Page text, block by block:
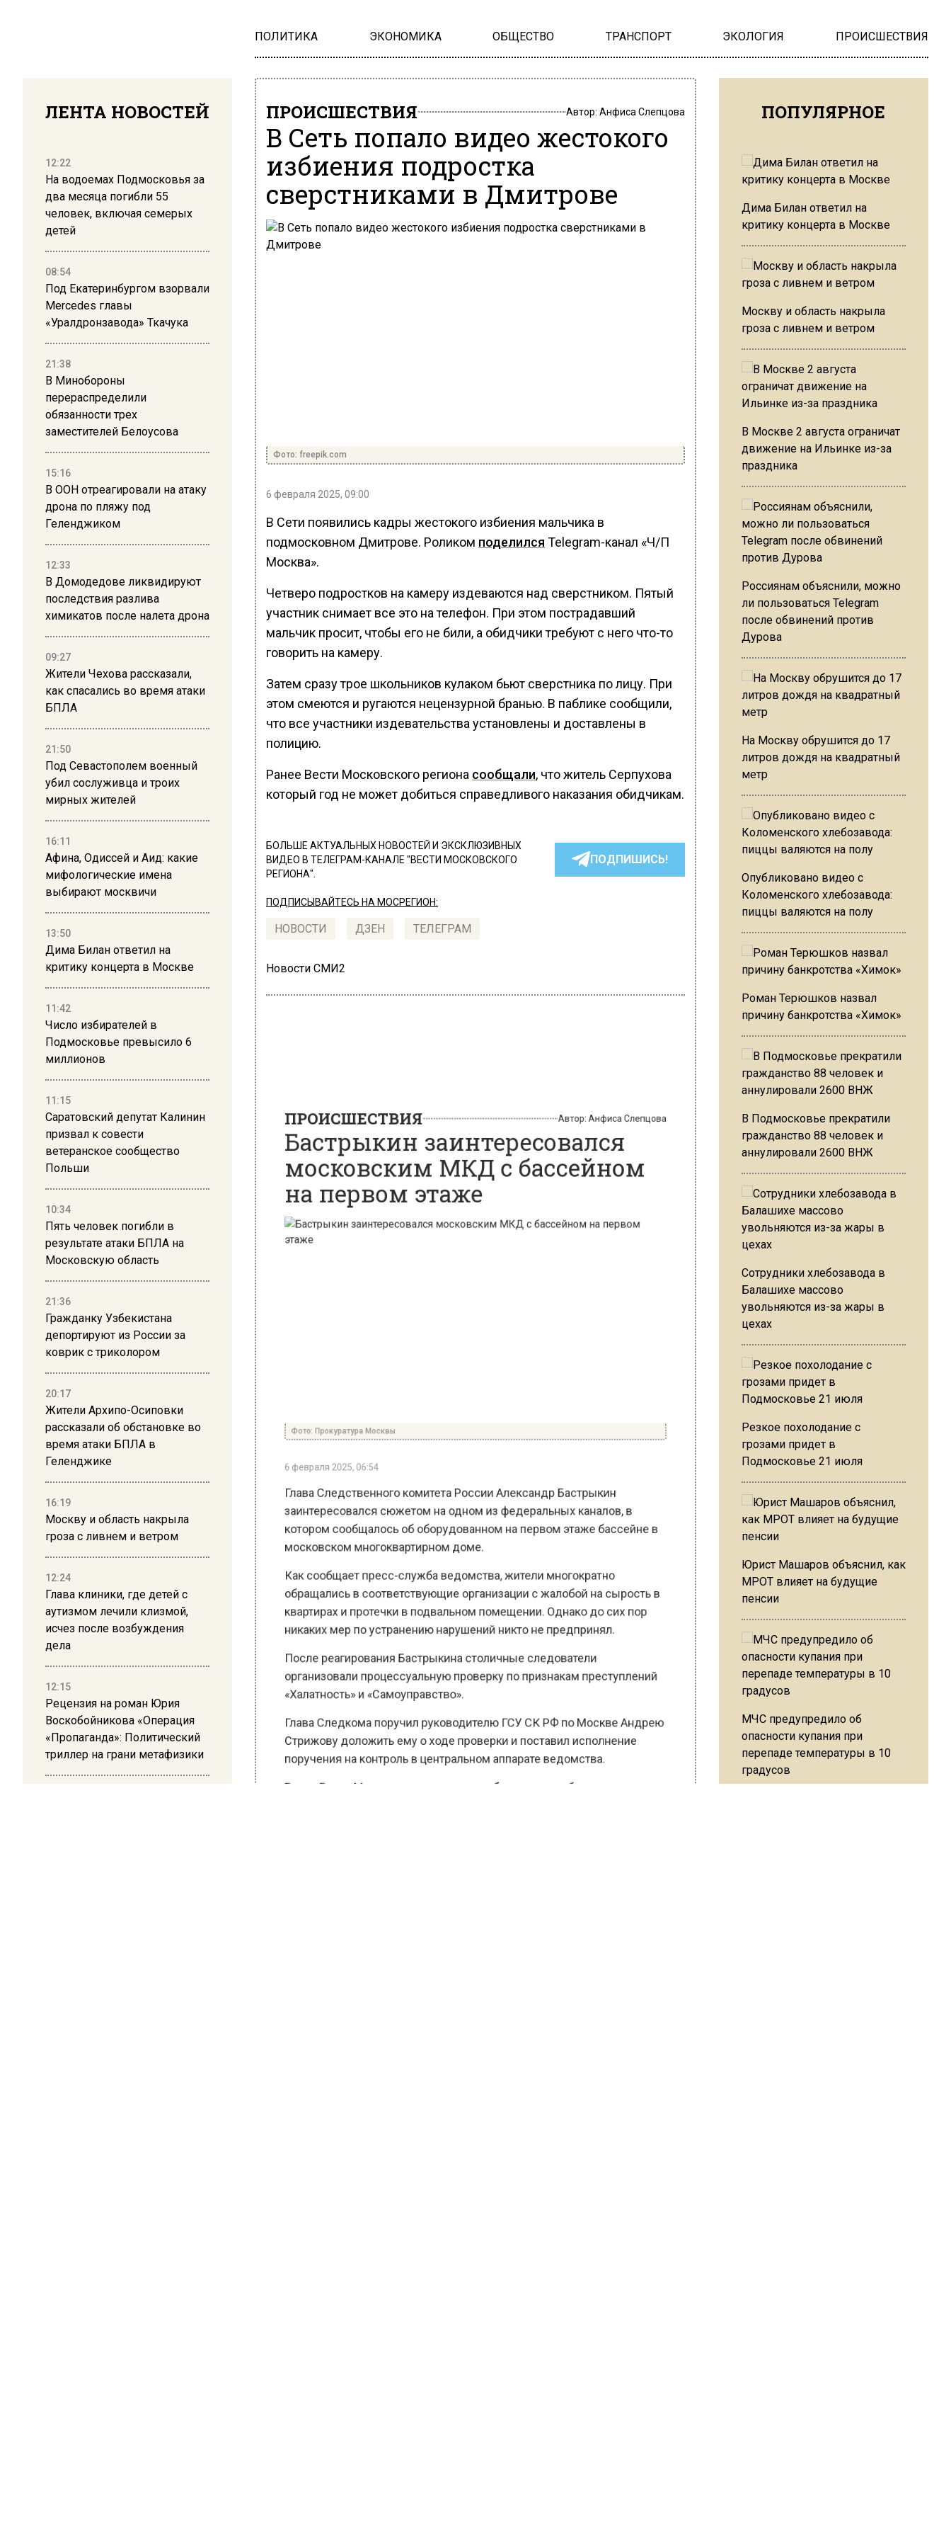
ПОЛИТИКА ЭКОНОМИКА ОБЩЕСТВО ТРАНСПОРТ ЭКОЛОГИЯ ПРОИСШЕСТВИЯ
ЛЕНТА НОВОСТЕЙ
12:22
На водоемах Подмосковья за
два месяца погибли 55
человек, включая семерых
детей
08:54
Под Екатеринбургом взорвали
Mercedes главы
«Уралдронзавода» Ткачука
21:38
В Минобороны
перераспределили
обязанности трех
заместителей Белоусова
15:16
В ООН отреагировали на атаку
дрона по пляжу под
Геленджиком
12:33
В Домодедове ликвидируют
последствия разлива
химикатов после налета дрона
09:27
Жители Чехова рассказали,
как спасались во время атаки
БПЛА
21:50
Под Севастополем военный
убил сослуживца и троих
мирных жителей
16:11
Афина, Одиссей и Аид: какие
мифологические имена
выбирают москвичи
13:50
Дима Билан ответил на
критику концерта в Москве
11:42
Число избирателей в
Подмосковье превысило 6
миллионов
11:15
Саратовский депутат Калинин
призвал к совести
ветеранское сообщество
Польши
10:34
Пять человек погибли в
результате атаки БПЛА на
Московскую область
21:36
Гражданку Узбекистана
депортируют из России за
коврик с триколором
20:17
Жители Архипо-Осиповки
рассказали об обстановке во
время атаки БПЛА в
Геленджике
16:19
Москву и область накрыла
гроза с ливнем и ветром
12:24
Глава клиники, где детей с
аутизмом лечили клизмой,
исчез после возбуждения
дела
12:15
Рецензия на роман Юрия
Воскобойникова «Операция
«Пропаганда»: Политический
триллер на грани метафизики
ПРОИСШЕСТВИЯ Автор: Анфиса Слепцова
В Сеть попало видео жестокого
избиения подростка
сверстниками в Дмитрове
Фото: freepik.com
6 февраля 2025, 09:00
В Сети появились кадры жестокого избиения мальчика в
подмосковном Дмитрове. Роликом поделился Telegram-канал «Ч/П
Москва».
Четверо подростков на камеру издеваются над сверстником. Пятый
участник снимает все это на телефон. При этом пострадавший
мальчик просит, чтобы его не били, а обидчики требуют с него что-то
говорить на камеру.
Затем сразу трое школьников кулаком бьют сверстника по лицу. При
этом смеются и ругаются нецензурной бранью. В паблике сообщили,
что все участники издевательства установлены и доставлены в
полицию.
Ранее Вести Московского региона сообщали, что житель Серпухова
который год не может добиться справедливого наказания обидчикам.
БОЛЬШЕ АКТУАЛЬНЫХ НОВОСТЕЙ И ЭКСКЛЮЗИВНЫХ
ВИДЕО В ТЕЛЕГРАМ-КАНАЛЕ "ВЕСТИ МОСКОВСКОГО
РЕГИОНА".
ПОДПИШИСЬ!
ПОДПИСЫВАЙТЕСЬ НА МОСРЕГИОН:
НОВОСТИ ДЗЕН ТЕЛЕГРАМ
Новости СМИ2
московским МКД с бассейном
на первом этаже
заинтересовался сюжетом на одном из федеральных каналов, в
котором сообщалось об оборудованном на первом этаже бассейне в
московском многоквартирном доме.
Как сообщает пресс-служба ведомства, жители многократно
обращались в соответствующие организации с жалобой на сырость в
квартирах и протечки в подвальном помещении. Однако до сих пор
никаких мер по устранению нарушений никто не предпринял.
После реагирования Бастрыкина столичные следователи
организовали процессуальную проверку по признакам преступлений
«Халатность» и «Самоуправство».
Глава Следкома поручил руководителю ГСУ СК РФ по Москве Андрею
Стрижову доложить ему о ходе проверки и поставил исполнение
ПОПУЛЯРНОЕ
Дима Билан ответил на
критику концерта в Москве
Москву и область накрыла
гроза с ливнем и ветром
В Москве 2 августа ограничат
движение на Ильинке из-за
праздника
Россиянам объяснили, можно
ли пользоваться Telegram
после обвинений против
Дурова
На Москву обрушится до 17
литров дождя на квадратный
метр
Опубликовано видео с
Коломенского хлебозавода:
пиццы валяются на полу
Роман Терюшков назвал
причину банкротства «Химок»
В Подмосковье прекратили
гражданство 88 человек и
аннулировали 2600 ВНЖ
Сотрудники хлебозавода в
Балашихе массово
увольняются из-за жары в
цехах
Резкое похолодание с
грозами придет в
Подмосковье 21 июля
Юрист Машаров объяснил, как
МРОТ влияет на будущие
пенсии
МЧС предупредило об
опасности купания при
перепаде температуры в 10
градусов